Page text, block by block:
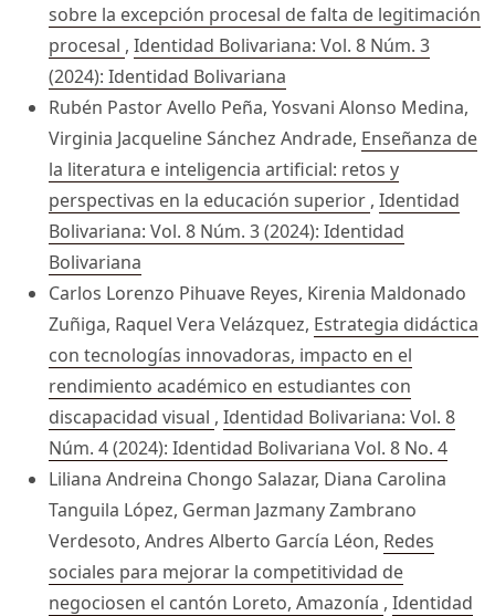
sobre la excepción procesal de falta de legitimación
procesal , Identidad Bolivariana: Vol. 8 Núm. 3
(2024): Identidad Bolivariana
Rubén Pastor Avello Peña, Yosvani Alonso Medina,
Virginia Jacqueline Sánchez Andrade, Enseñanza de
la literatura e inteligencia artificial: retos y
perspectivas en la educación superior , Identidad
Bolivariana: Vol. 8 Núm. 3 (2024): Identidad
Bolivariana
Carlos Lorenzo Pihuave Reyes, Kirenia Maldonado
Zuñiga, Raquel Vera Velázquez, Estrategia didáctica
con tecnologías innovadoras, impacto en el
rendimiento académico en estudiantes con
discapacidad visual , Identidad Bolivariana: Vol. 8
Núm. 4 (2024): Identidad Bolivariana Vol. 8 No. 4
Liliana Andreina Chongo Salazar, Diana Carolina
Tanguila López, German Jazmany Zambrano
Verdesoto, Andres Alberto García Léon, Redes
sociales para mejorar la competitividad de
negociosen el cantón Loreto, Amazonía , Identidad